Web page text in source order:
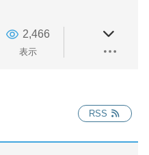
2,466
表示
RSS